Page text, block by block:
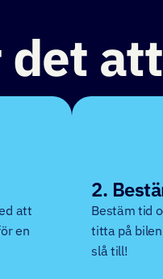
det
att
en
2.
Bestäm tid
titta på
slå till!